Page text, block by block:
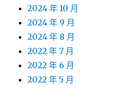
2024 年 10 月
2024 年 9 月
2024 年 8 月
2022 年 7 月
2022 年 6 月
2022 年 5 月